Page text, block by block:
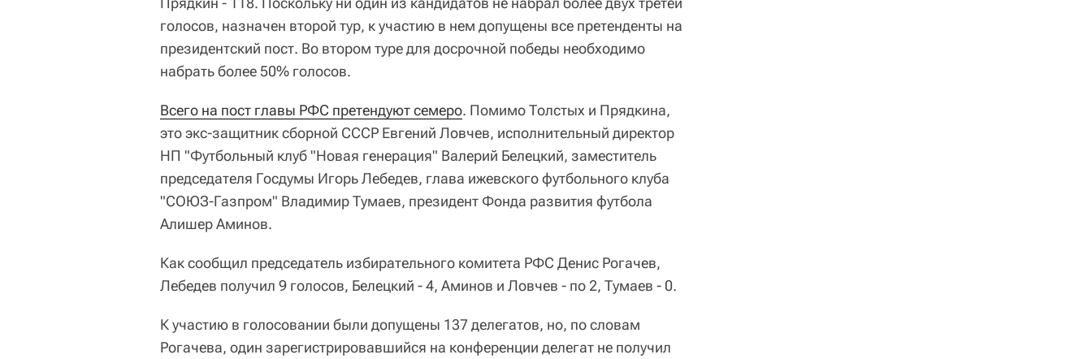
голосов, назначен второй тур, к участию в нем допущены все претенденты на
президентский пост. Во втором туре для досрочной победы необходимо
набрать более 50% голосов.
Всего на пост главы РФС претендуют семеро. Помимо Толстых и Прядкина,
это экс-защитник сборной СССР Евгений Ловчев, исполнительный директор
НП "Футбольный клуб "Новая генерация" Валерий Белецкий, заместитель
председателя Госдумы Игорь Лебедев, глава ижевского футбольного клуба
"СОЮЗ-Газпром" Владимир Тумаев, президент Фонда развития футбола
Алишер Аминов.
Как сообщил председатель избирательного комитета РФС Денис Рогачев,
Лебедев получил 9 голосов, Белецкий - 4, Аминов и Ловчев - по 2, Тумаев - 0.
К участию в голосовании были допущены 137 делегатов, но, по словам
Рогачева, один зарегистрировавшийся на конференции делегат не получил